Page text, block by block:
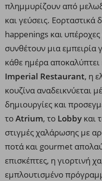
πλημμυρίζουν από
και γεύσεις. Εορταστικά
happenings και
συνθέτουν μια εμπειρία
κάθε ημέρα αποκαλύπτει
Imperial Restaurant, η
κουζίνα αναδεικνύεται
δημιουργίες και
τοAtrium, το Lobby και
στιγμές χαλάρωσης με
ποτά και gourmet
επισκέπτες, η γιορτινή
εμπλουτισμένο